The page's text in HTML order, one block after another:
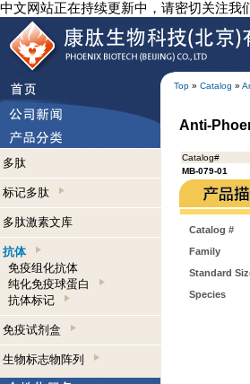
中文网站正在持续更新中，请密切关注
Top » Catalog »
多肽
标记多肽
多肽激素文库
抗体
免疫组化抗体
纯化免疫球蛋白
抗体标记
免疫试剂盒
生物标志物阵列
Anti-
Catalog#
MB-079-01
Catalog #
Family
Standard
Species